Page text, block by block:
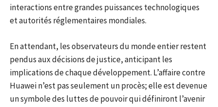
interactions entre grandes puissances technologiques
et autorités réglementaires mondiales.
En attendant, les observateurs du monde entier restent
pendus aux décisions de justice, anticipant les
implications de chaque développement. L’affaire contre
Huawei n’est pas seulement un procès; elle est devenue
un symbole des luttes de pouvoir qui définiront l’avenir